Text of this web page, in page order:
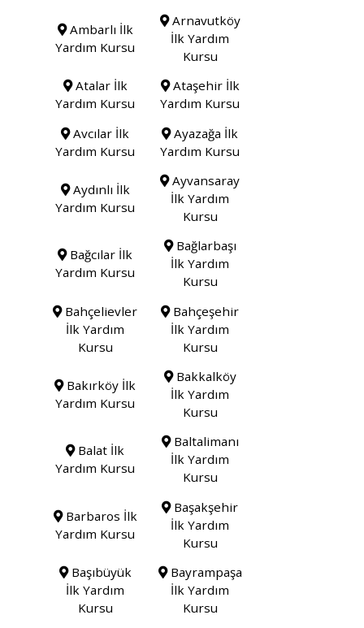
Ambarlı İlk
Yardım Kursu
Arnavutköy
İlk Yardım
Kursu
Atalar İlk
Yardım Kursu
Ataşehir İlk
Yardım Kursu
Avcılar İlk
Yardım Kursu
Ayazağa İlk
Yardım Kursu
Aydınlı İlk
Yardım Kursu
Ayvansaray
İlk Yardım
Kursu
Bağcılar İlk
Yardım Kursu
Bağlarbaşı
İlk Yardım
Kursu
Bahçelievler
İlk Yardım
Kursu
Bahçeşehir
İlk Yardım
Kursu
Bakırköy İlk
Yardım Kursu
Bakkalköy
İlk Yardım
Kursu
Balat İlk
Yardım Kursu
Baltalimanı
İlk Yardım
Kursu
Barbaros İlk
Yardım Kursu
Başakşehir
İlk Yardım
Kursu
Başıbüyük
İlk Yardım
Kursu
Bayrampaşa
İlk Yardım
Kursu